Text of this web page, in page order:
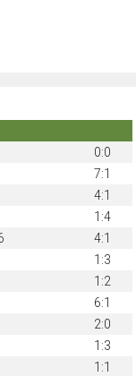
0:0
7:1
4:1
1:4
4:1
1:3
1:2
6:1
2:0
1:3
1:1